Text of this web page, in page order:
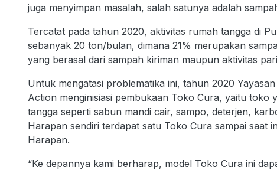
juga menyimpan masalah, salah satunya adalah
Tercatat pada tahun 2020, aktivitas rumah tangga di
sebanyak 20 ton/bulan, dimana 21% merupakan
yang berasal dari sampah kiriman maupun aktivitas
Untuk mengatasi problematika ini, tahun 2020
Action menginisiasi pembukaan Toko Cura, yaitu
tangga seperti sabun mandi cair, sampo, deterjen,
Harapan sendiri terdapat satu Toko Cura sampai saat
Harapan.
“Ke depannya kami berharap, model Toko Cura ini